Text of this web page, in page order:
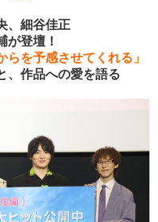
、細谷佳正
が登壇！
を予感させてくれる」
、作品への愛を語る